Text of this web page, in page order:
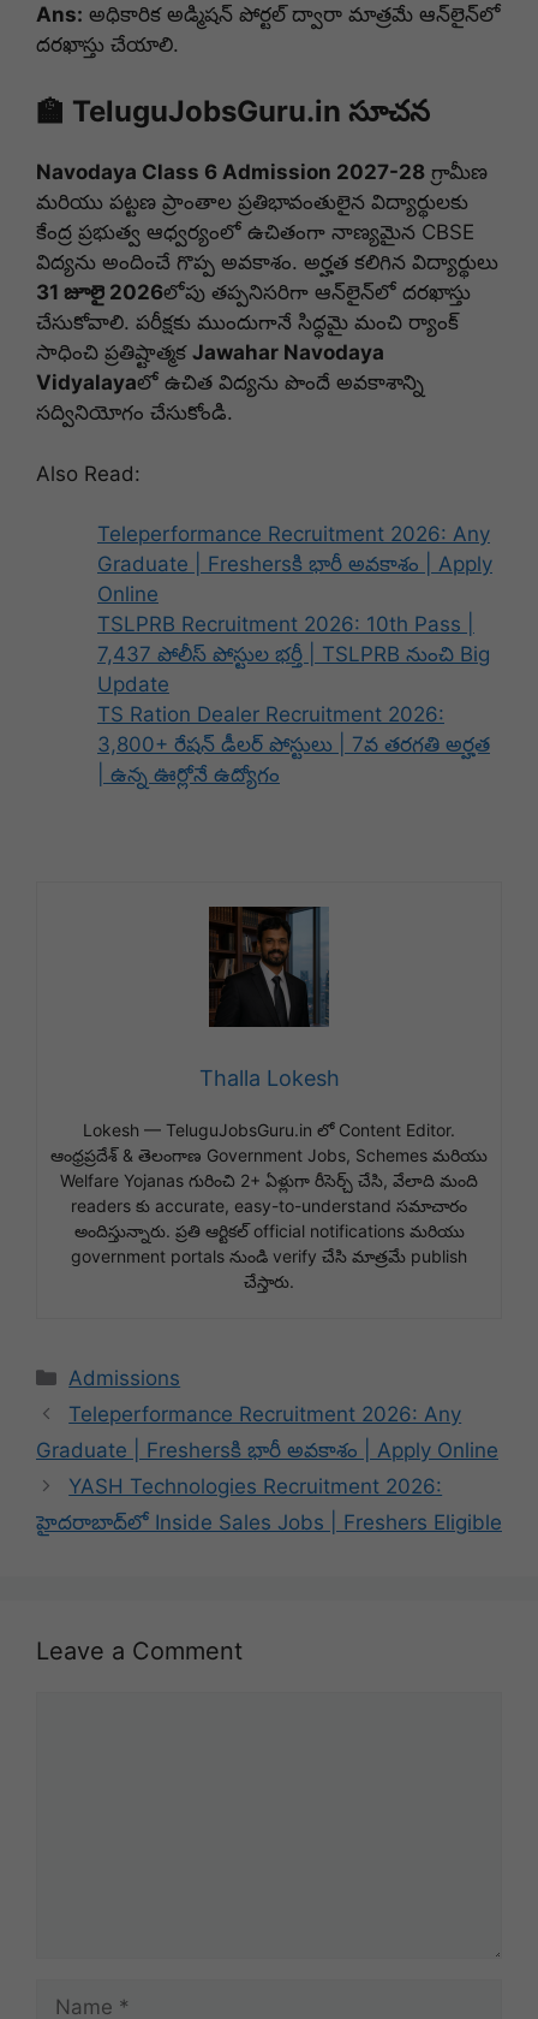
Ans: అధికారిక అడ్మిషన్ పోర్టల్ ద్వారా మాత్రమే ఆన్‌లైన్‌లో
దరఖాస్తు చేయాలి.
🏫 TeluguJobsGuru.in సూచన
Navodaya Class 6 Admission 2027-28 గ్రామీణ
మరియు పట్టణ ప్రాంతాల ప్రతిభావంతులైన విద్యార్థులకు
కేంద్ర ప్రభుత్వ ఆధ్వర్యంలో ఉచితంగా నాణ్యమైన CBSE
విద్యను అందించే గొప్ప అవకాశం. అర్హత కలిగిన విద్యార్థులు
31 జూలై 2026లోపు తప్పనిసరిగా ఆన్‌లైన్‌లో దరఖాస్తు
చేసుకోవాలి. పరీక్షకు ముందుగానే సిద్ధమై మంచి ర్యాంక్
సాధించి ప్రతిష్టాత్మక Jawahar Navodaya
Vidyalayaలో ఉచిత విద్యను పొందే అవకాశాన్ని
సద్వినియోగం చేసుకోండి.
Also Read:
Teleperformance Recruitment 2026: Any
Graduate | Freshersకి భారీ అవకాశం | Apply
Online
TSLPRB Recruitment 2026: 10th Pass |
7,437 పోలీస్ పోస్టుల భర్తీ | TSLPRB నుంచి Big
Update
TS Ration Dealer Recruitment 2026:
3,800+ రేషన్ డీలర్ పోస్టులు | 7వ తరగతి అర్హత
| ఉన్న ఊర్లోనే ఉద్యోగం
Thalla Lokesh
Lokesh — TeluguJobsGuru.in లో Content Editor.
ఆంధ్రప్రదేశ్ & తెలంగాణ Government Jobs, Schemes మరియు
Welfare Yojanas గురించి 2+ ఏళ్లుగా రీసెర్చ్ చేసి, వేలాది మంది
readers కు accurate, easy-to-understand సమాచారం
అందిస్తున్నారు. ప్రతి ఆర్టికల్ official notifications మరియు
government portals నుండి verify చేసి మాత్రమే publish
చేస్తారు.
Categories
Admissions
Teleperformance Recruitment 2026: Any
Graduate | Freshersకి భారీ అవకాశం | Apply Online
YASH Technologies Recruitment 2026:
హైదరాబాద్‌లో Inside Sales Jobs | Freshers Eligible
Leave a Comment